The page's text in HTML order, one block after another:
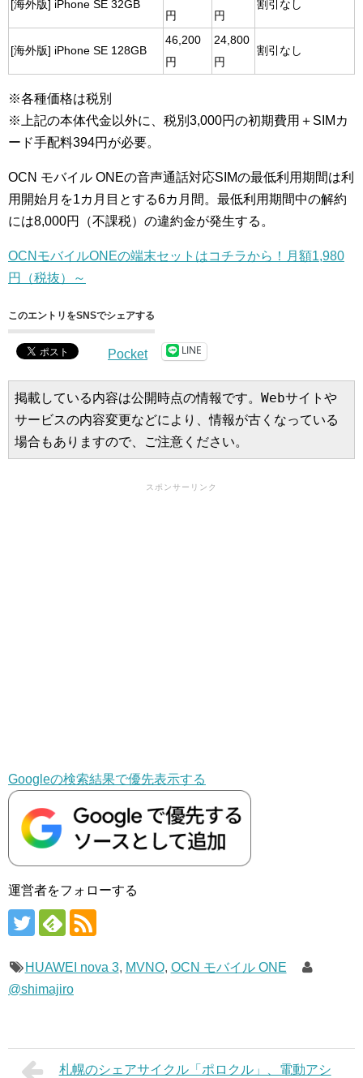
[海外版] iPhone SE 32GB
円
円
割引なし
[海外版] iPhone SE 128GB
46,200
円
24,800
円
割引なし
※各種価格は税別
※上記の本体代金以外に、税別3,000円の初期費用＋SIMカ
ード手配料394円が必要。
OCN モバイル ONEの音声通話対応SIMの最低利用期間は利
用開始月を1カ月目とする6カ月間。最低利用期間中の解約
には8,000円（不課税）の違約金が発生する。
OCNモバイルONEの端末セットはコチラから！月額1,980
円（税抜）～
このエントリをSNSでシェアする
Pocket LINE
掲載している内容は公開時点の情報です。Webサイトや
サービスの内容変更などにより、情報が古くなっている
場合もありますので、ご注意ください。
スポンサーリンク
Googleの検索結果で優先表示する
運営者をフォローする
HUAWEI nova 3, MVNO, OCN モバイル ONE
@shimajiro
札幌のシェアサイクル「ポロクル」、電動アシ